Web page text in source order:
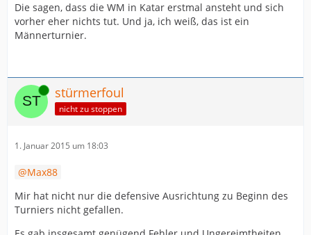
Die sagen, dass die WM in Katar erstmal ansteht und sich
vorher eher nichts tut. Und ja, ich weiß, das ist ein
Männerturnier.
Online stürmerfoul
nicht zu stoppen
1. Januar 2015 um 18:03
Max88
Mir hat nicht nur die defensive Ausrichtung zu Beginn des
Turniers nicht gefallen.